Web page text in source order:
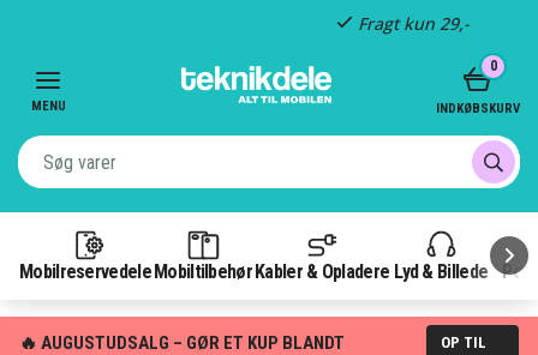
MENU
Mobilreservedele Mobiltilbehør Kabler & Opladere Lyd & Billede
0
INDKØBSKURV
🔥 AUGUSTUDSALG – GØR ET KUP BLANDT
OP TIL